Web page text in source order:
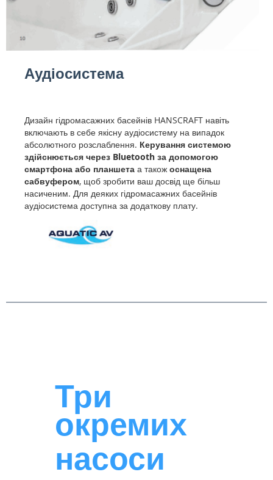
Аудіосистема
Дизайн гідромасажних басейнів HANSCRAFT навіть
включають в себе якісну аудіосистему на випадок
абсолютного розслаблення. Керування системою
здійснюється через Bluetooth за допомогою
смартфона або планшета а також оснащена
сабвуфером, щоб зробити ваш досвід ще більш
насиченим. Для деяких гідромасажних басейнів
аудіосистема доступна за додаткову плату.
Три
окремих
насоси